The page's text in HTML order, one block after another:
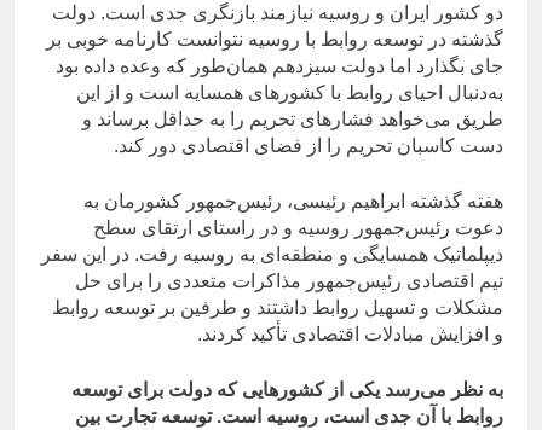
دو کشور ایران و روسیه نیازمند بازنگری جدی است. دولت
گذشته در توسعه روابط با روسیه نتوانست کارنامه خوبی بر
جای بگذارد اما دولت سیزدهم همان‌طور که وعده داده بود
به‌دنبال احیای روابط با کشورهای همسایه است و از این
طریق می‌خواهد فشارهای تحریم را به حداقل برساند و
دست کاسبان تحریم را از فضای اقتصادی دور کند.
هفته گذشته ابراهیم رئیسی، رئیس‌جمهور کشورمان به
دعوت رئیس‌جمهور روسیه و در راستای ارتقای سطح
دیپلماتیک همسایگی و منطقه‌ای به روسیه رفت. در این سفر
تیم اقتصادی رئیس‌جمهور مذاکرات متعددی را برای حل
مشکلات و تسهیل روابط داشتند و طرفین بر توسعه روابط
و افزایش مبادلات اقتصادی تأکید کردند.
به نظر می‌رسد یکی از کشورهایی که دولت برای توسعه
روابط با آن جدی است، روسیه است. توسعه تجارت بین